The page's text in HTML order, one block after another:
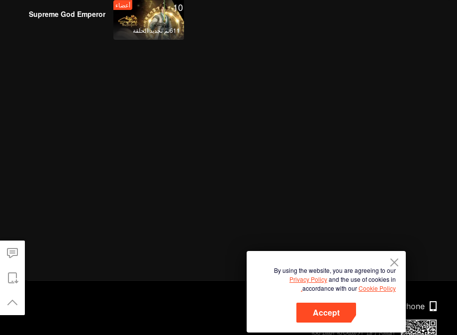
10
611تم تجديد الحلقة
أعضاء
Supreme God Emperor
By using the website, you are agreeing to our
Privacy Policyand the use of cookies in
accordance with ourCookie Policy.
Accept
Phone
امسح رمز الاستجابة السريعة